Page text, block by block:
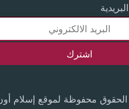
محفوظة لموقع إسلام أون